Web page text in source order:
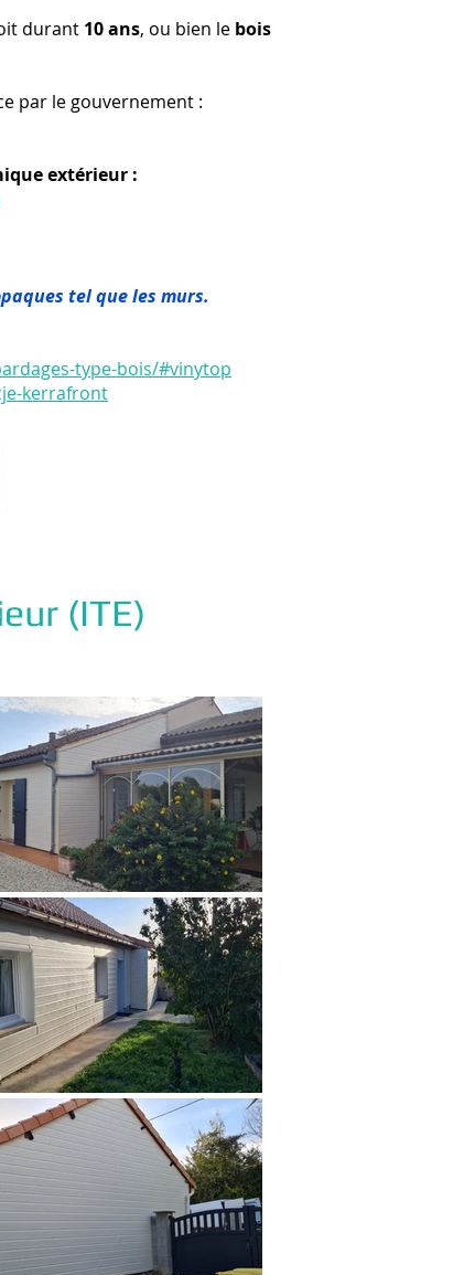
durant 10 ans, ou bien le bois
par le gouvernement :
extérieur :
tel que les murs.
type-bois/#vinytop
kerrafront
(ITE)